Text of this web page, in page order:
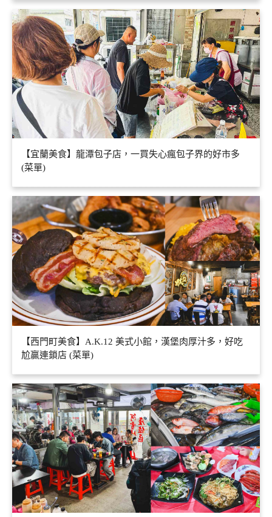
【宜蘭美食】龍潭包子店，一買失心瘋包子界的好市多
(菜單)
【西門町美食】A.K.12 美式小館，漢堡肉厚汁多，好吃
尬贏連鎖店 (菜單)